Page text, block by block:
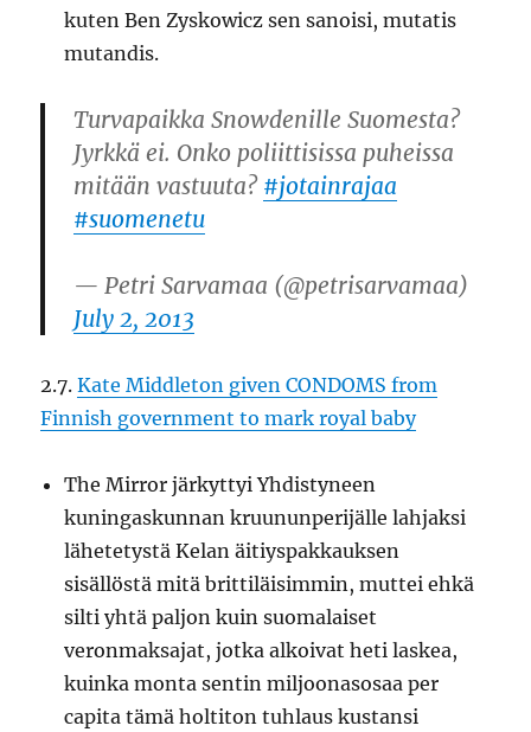
kuten Ben Zyskowicz sen sanoisi, mutatis
mutandis.
Turvapaikka Snowdenille Suomesta?
Jyrkkä ei. Onko poliittisissa puheissa
mitään vastuuta? #jotainrajaa
#suomenetu
— Petri Sarvamaa (@petrisarvamaa)
July 2, 2013
2.7.Kate Middleton given CONDOMS from
Finnish government to mark royal baby
The Mirror järkyttyi Yhdistyneen
kuningaskunnan kruununperijälle lahjaksi
lähetetystä Kelan äitiyspakkauksen
sisällöstä mitä brittiläisimmin, muttei ehkä
silti yhtä paljon kuin suomalaiset
veronmaksajat, jotka alkoivat heti laskea,
kuinka monta sentin miljoonasosaa per
capita tämä holtiton tuhlaus kustansi